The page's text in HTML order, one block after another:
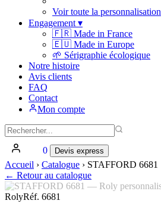
Voir toute la personnalisation
Engagement ▾
🇫🇷 Made in France
🇪🇺 Made in Europe
🌱 Sérigraphie écologique
Notre histoire
Avis clients
FAQ
Contact
Mon compte
0 Devis express
Accueil › Catalogue › STAFFORD 6681
← Retour au catalogue
RolyRéf. 6681